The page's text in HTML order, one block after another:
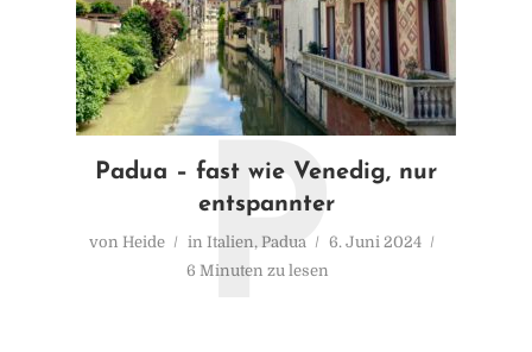
Padua – fast wie Venedig, nur
entspannter
von Heide in Italien, Padua
6. Juni 2024
6 Minuten zu lesen
P